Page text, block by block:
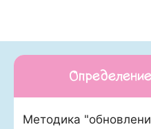
Методика